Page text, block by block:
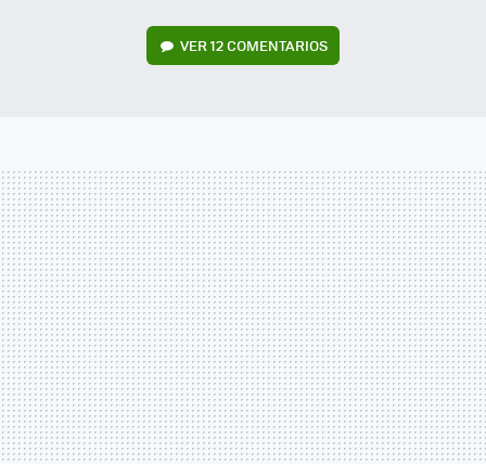
VER12 COMENTARIOS